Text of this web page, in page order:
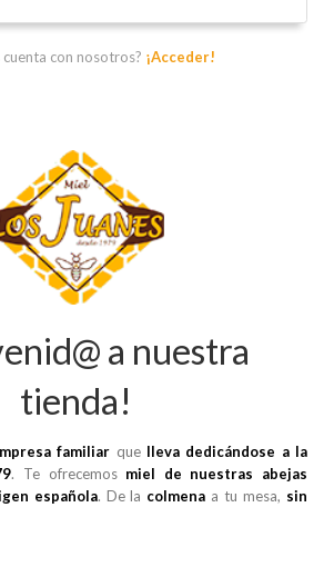
cuenta con nosotros? ¡Acceder!
a nuestra
tienda!
familiar que lleva dedicándose a la
. Te ofrecemos miel de nuestras abejas
española. De la colmena a tu mesa, sin